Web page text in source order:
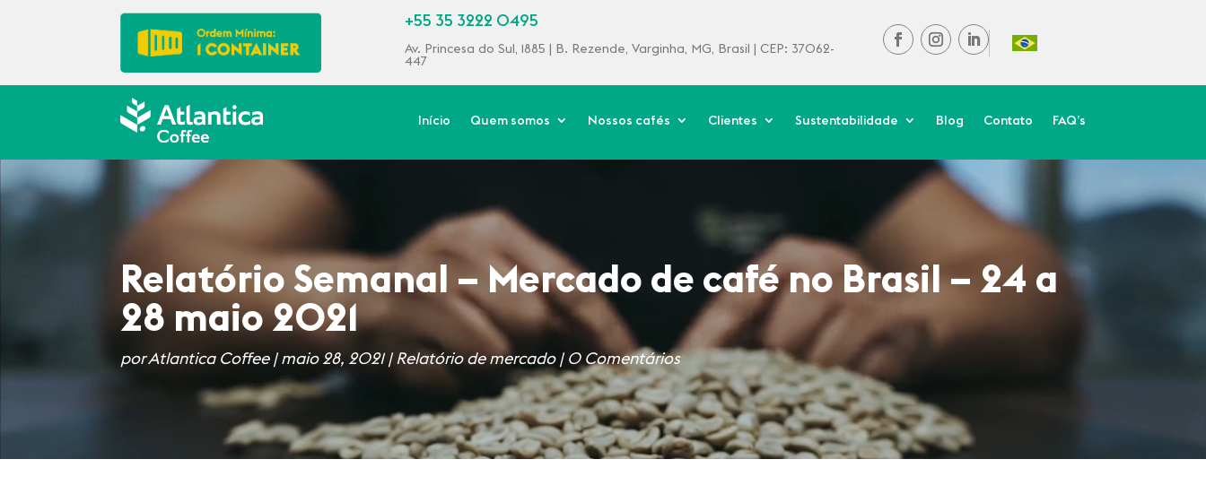
+55 35 3222 0495
Av. Princesa do Sul, 1885 | B. Rezende, Varginha, MG, Brasil | CEP: 37062-
447
Início Quem somos Nossos cafés Clientes Sustentabilidade Blog Contato FAQ’s
Relatório Semanal – Mercado de café no Brasil – 24 a
28 maio 2021
porAtlantica Coffee|maio 28, 2021|Relatório de mercado|0 Comentários